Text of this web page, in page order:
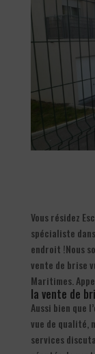
Vous résidez
spécialiste
endroit !Nous
vente de brise
Maritimes.
la vente de
Aussi bien que
vue de qualité,
services